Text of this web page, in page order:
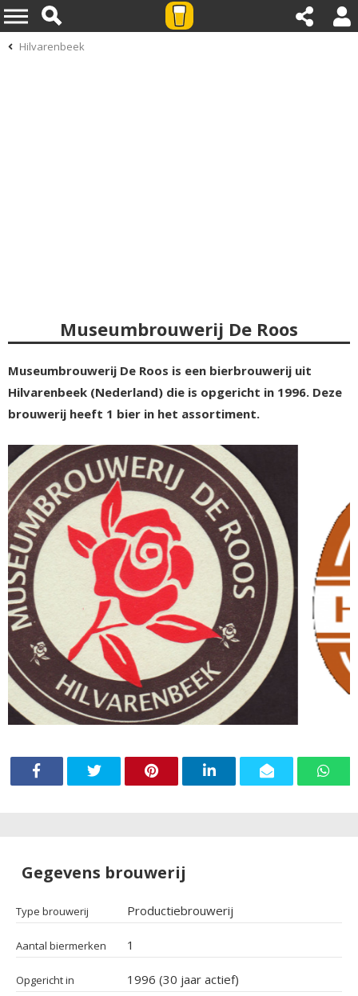
Hilvarenbeek
Museumbrouwerij De Roos
Museumbrouwerij De Roos is een bierbrouwerij uit
Hilvarenbeek (Nederland) die is opgericht in 1996. Deze
brouwerij heeft 1 bier in het assortiment.
Gegevens brouwerij
Type brouwerij Productiebrouwerij
Aantal biermerken 1
Opgericht in 1996 (30 jaar actief)